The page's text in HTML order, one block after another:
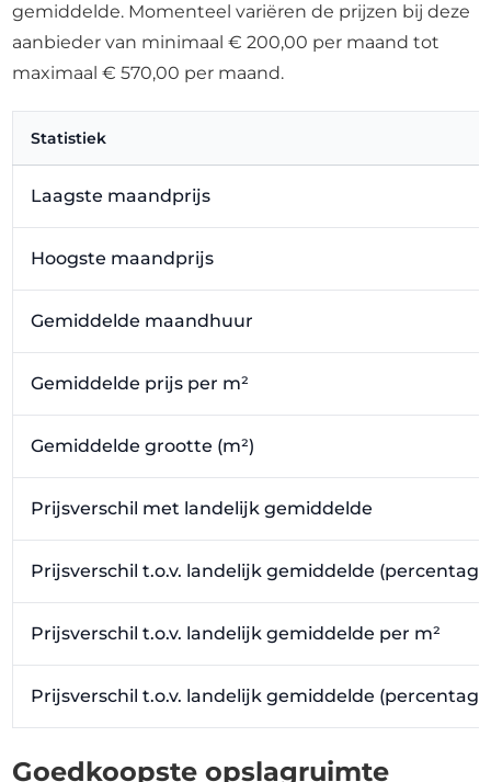
gemiddelde. Momenteel variëren de prijzen bij deze
aanbieder van minimaal € 200,00 per maand tot
maximaal € 570,00 per maand.
Statistiek
Laagste maandprijs
Hoogste maandprijs
Gemiddelde maandhuur
Gemiddelde prijs per m²
Gemiddelde grootte (m²)
Prijsverschil met landelijk gemiddelde
Prijsverschil t.o.v. landelijk gemiddelde
Prijsverschil t.o.v. landelijk gemiddelde per m²
Prijsverschil t.o.v. landelijk gemiddelde
Goedkoopste opslagruimte